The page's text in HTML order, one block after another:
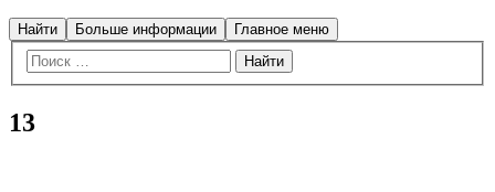
Найти Больше информации Главное меню
13